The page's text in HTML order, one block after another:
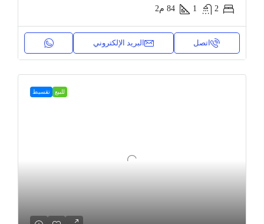
2
1
84 م2
اتصل البريد الإلكتروني
للبيع تقسيط